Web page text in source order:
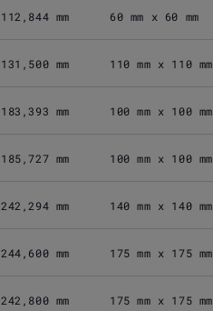
112,844 mm 60 mm x 60 mm
131,500 mm 110 mm x 110 mm
183,393 mm 100 mm x 100 mm
185,727 mm 100 mm x 100 mm
242,294 mm 140 mm x 140 mm
244,600 mm 175 mm x 175 mm
242,800 mm 175 mm x 175 mm